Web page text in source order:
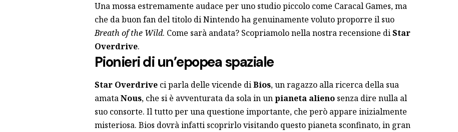
Una mossa estremamente audace per uno studio piccolo come Caracal Games, ma
che da buon fan del titolo di Nintendo ha genuinamente voluto proporre il suo
Breath of the Wild. Come sarà andata? Scopriamolo nella nostra recensione diStar
Overdrive.
Pionieri di un’epopea spaziale
Star Overdriveci parla delle vicende diBios, un ragazzo alla ricerca della sua
amataNous, che si è avventurata da sola in unpianeta alienosenza dire nulla al
suo consorte. Il tutto per una questione importante, che però appare inizialmente
misteriosa. Bios dovrà infatti scoprirlo visitando questo pianeta sconfinato, in gran